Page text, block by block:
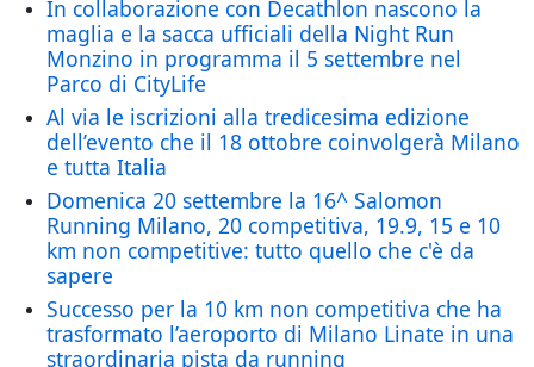
In collaborazione con Decathlon nascono la
maglia e la sacca ufficiali della Night Run
Monzino in programma il 5 settembre nel
Parco di CityLife
Al via le iscrizioni alla tredicesima edizione
dell’evento che il 18 ottobre coinvolgerà Milano
e tutta Italia
Domenica 20 settembre la 16^ Salomon
Running Milano, 20 competitiva, 19.9, 15 e 10
km non competitive: tutto quello che c'è da
sapere
Successo per la 10 km non competitiva che ha
trasformato l’aeroporto di Milano Linate in una
straordinaria pista da running